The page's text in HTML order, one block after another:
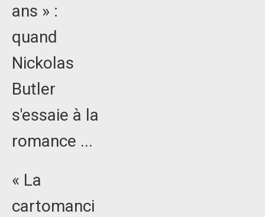
ans » :
quand
Nickolas
Butler
s'essaie à la
romance ...
« La
cartomanci